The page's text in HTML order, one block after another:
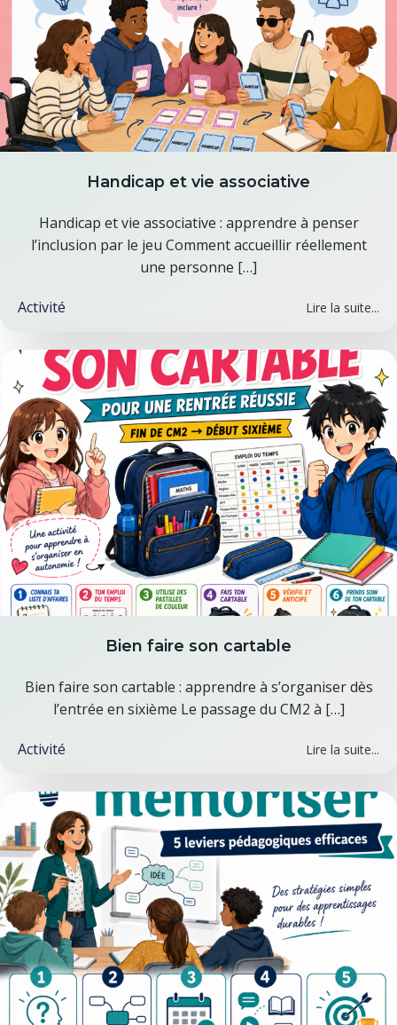
Handicap et vie associative
Handicap et vie associative : apprendre à penser
l’inclusion par le jeu Comment accueillir réellement
une personne […]
Activité Lire la suite...
Bien faire son cartable
Bien faire son cartable : apprendre à s’organiser dès
l’entrée en sixième Le passage du CM2 à […]
Activité Lire la suite...